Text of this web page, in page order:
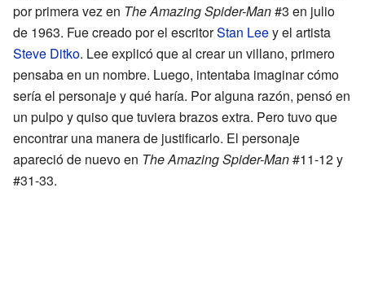
por primera vez en The Amazing Spider-Man#3 en julio
de 1963. Fue creado por el escritorStan Leey el artista
Steve Ditko. Lee explicó que al crear un villano, primero
pensaba en un nombre. Luego, intentaba imaginar cómo
sería el personaje y qué haría. Por alguna razón, pensó en
un pulpo y quiso que tuviera brazos extra. Pero tuvo que
encontrar una manera de justificarlo. El personaje
apareció de nuevo en The Amazing Spider-Man#11-12 y
#31-33.